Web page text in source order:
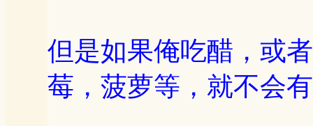
但是如果俺吃醋，或
莓，菠萝等，就不会